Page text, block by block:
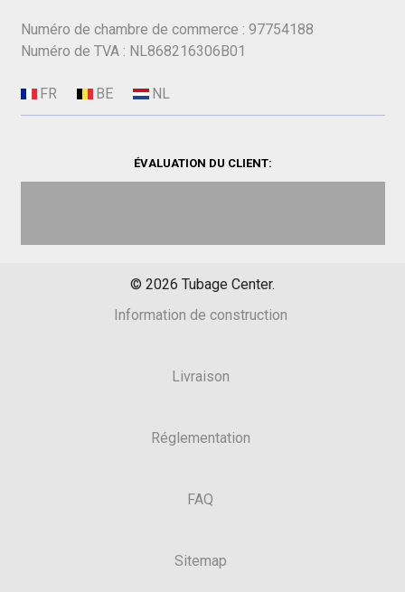
Numéro de chambre de commerce : 97754188
Numéro de TVA : NL868216306B01
ÉVALUATION DU CLIENT:
© 2026 Tubage Center.
Information de construction
Livraison
Réglementation
FAQ
Sitemap